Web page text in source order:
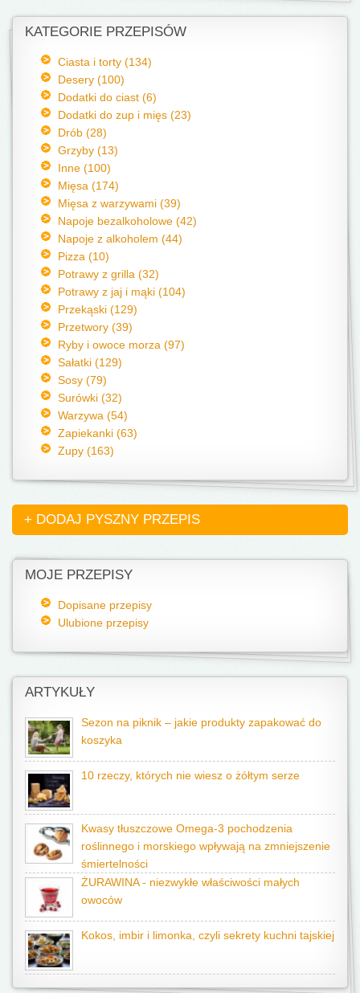
KATEGORIE PRZEPISÓW
Ciasta i torty (134)
Desery (100)
Dodatki do ciast (6)
Dodatki do zup i mięs (23)
Drób (28)
Grzyby (13)
Inne (100)
Mięsa (174)
Mięsa z warzywami (39)
Napoje bezalkoholowe (42)
Napoje z alkoholem (44)
Pizza (10)
Potrawy z grilla (32)
Potrawy z jaj i mąki (104)
Przekąski (129)
Przetwory (39)
Ryby i owoce morza (97)
Sałatki (129)
Sosy (79)
Surówki (32)
Warzywa (54)
Zapiekanki (63)
Zupy (163)
+ DODAJ PYSZNY PRZEPIS
MOJE PRZEPISY
Dopisane przepisy
Ulubione przepisy
ARTYKUŁY
Sezon na piknik – jakie produkty zapakować do
koszyka
10 rzeczy, których nie wiesz o żółtym serze
Kwasy tłuszczowe Omega-3 pochodzenia
roślinnego i morskiego wpływają na zmniejszenie
śmiertelności
ŻURAWINA - niezwykłe właściwości małych
owoców
Kokos, imbir i limonka, czyli sekrety kuchni tajskiej